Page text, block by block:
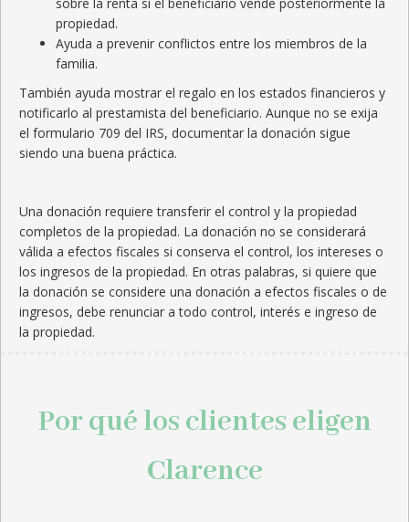
propiedad.
Ayuda a prevenir conflictos entre los miembros de la
familia.
También ayuda mostrar el regalo en los estados financieros y
notificarlo al prestamista del beneficiario. Aunque no se exija
el formulario 709 del IRS, documentar la donación sigue
siendo una buena práctica.
Una donación requiere transferir el control y la propiedad
completos de la propiedad. La donación no se considerará
válida a efectos fiscales si conserva el control, los intereses o
los ingresos de la propiedad. En otras palabras, si quiere que
la donación se considere una donación a efectos fiscales o de
ingresos, debe renunciar a todo control, interés e ingreso de
la propiedad.
Por qué los clientes eligen
Clarence